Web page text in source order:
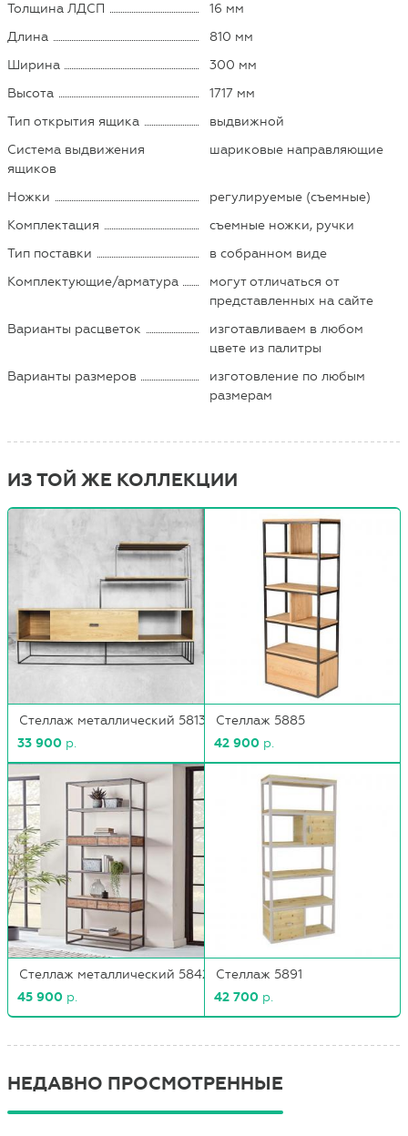
Толщина ЛДСП
16 мм
Длина
810 мм
Ширина
300 мм
Высота
1717 мм
Тип открытия ящика
выдвижной
Система выдвижения
ящиков
шариковые направляющие
Ножки
регулируемые (съемные)
Комплектация
съемные ножки, ручки
Тип поставки
в собранном виде
Комплектующие/арматура
могут отличаться от
представленных на сайте
Варианты расцветок
изготавливаем в любом
цвете из палитры
Варианты размеров
изготовление по любым
размерам
ИЗ ТОЙ ЖЕ КОЛЛЕКЦИИ
Стеллаж металлический 58133
33 900 р.
Стеллаж 5885
42 900 р.
Стеллаж металлический 5842
45 900 р.
Стеллаж 5891
42 700 р.
НЕДАВНО ПРОСМОТРЕННЫЕ